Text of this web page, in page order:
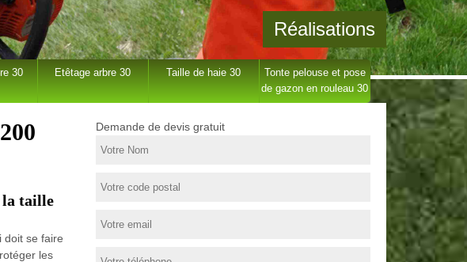
Réalisations
30 Etêtage arbre 30 Taille de haie 30
Tonte pelouse et pose
de gazon en rouleau 30
la taille
doit se faire
les
Demande de devis gratuit